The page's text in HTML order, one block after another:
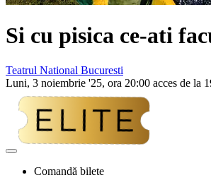
Si cu pisica ce-ati
Teatrul National Bucuresti
Luni, 3 noiembrie '25, ora 20:00 acces de la
Adaugă
Comandă bilete